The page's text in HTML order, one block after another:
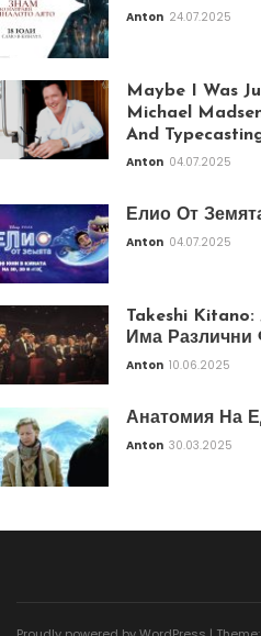
Anton 24.07.2025
Maybe I Was
Michael
And
Anton 04.07.2025
Елио От
Anton 04.07.2025
Takeshi
Има Различни
Anton 10.06.2025
Анатомия На
Anton 30.03.2025